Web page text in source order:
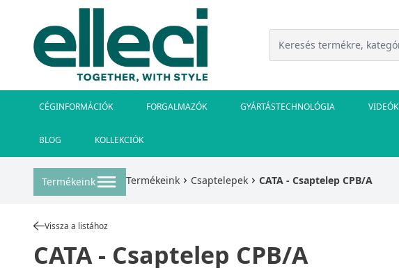
CÉGINFORMÁCIÓK FORGALMAZÓK GYÁRTÁSTECHNOLÓGIA VIDEÓK
BLOG KOLLEKCIÓK
Termékeink Termékeink Csaptelepek CATA - Csaptelep CPB/A
Vissza a listához
CATA - Csaptelep CPB/A